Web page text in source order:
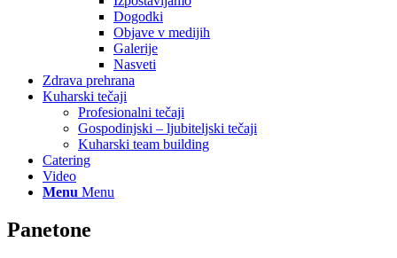
Dogodki
Objave v medijih
Galerije
Nasveti
Zdrava prehrana
Kuharski tečaji
Profesionalni tečaji
Gospodinjski – ljubiteljski tečaji
Kuharski team building
Catering
Video
Menu Menu
Panetone